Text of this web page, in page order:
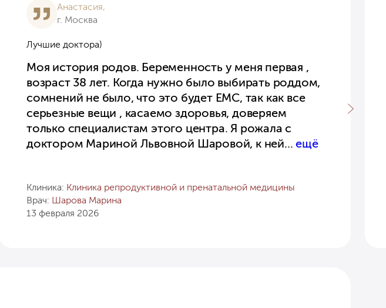
Анастасия,
г. Москва
Лучшие доктора)
Моя история родов. Беременность у меня первая ,
возраст 38 лет. Когда нужно было выбирать роддом,
сомнений не было, что это будет EMC, так как все
серьезные вещи , касаемо здоровья, доверяем
только специалистам этого центра. Я рожала с
доктором Мариной Львовной Шаровой, к ней... ещё
Клиника: Клиника репродуктивной и пренатальной медицины
Врач: Шарова Марина
13 февраля 2026